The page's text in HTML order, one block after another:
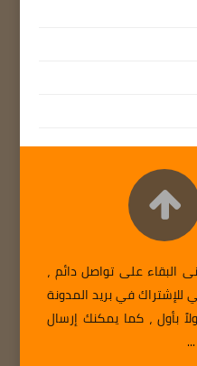
البقاء على تواصل دائم ،
للإشتراك في بريد المدونة
بأول ، كما يمكنك إرسال